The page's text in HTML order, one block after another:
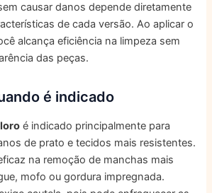
causar danos depende diretamente
de cada versão. Ao aplicar o
alcança eficiência na limpeza sem
das peças.
é indicado
é indicado principalmente para
de prato e tecidos mais resistentes.
na remoção de manchas mais
mofo ou gordura impregnada.